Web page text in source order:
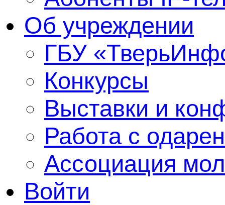
Об учреждении
ГБУ
Конкурсы
Выставки и
Работа с
Ассоциация
Войти